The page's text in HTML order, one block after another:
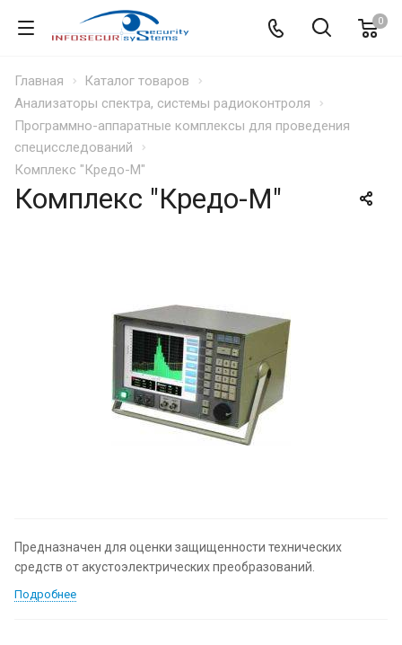
0
Главная
Каталог товаров
Анализаторы спектра, системы радиоконтроля
Программно-аппаратные комплексы для проведения
специсследований
Комплекс "Кредо-М"
Комплекс "Кредо-М"
Предназначен для оценки защищенности технических
средств от акустоэлектрических преобразований.
Подробнее